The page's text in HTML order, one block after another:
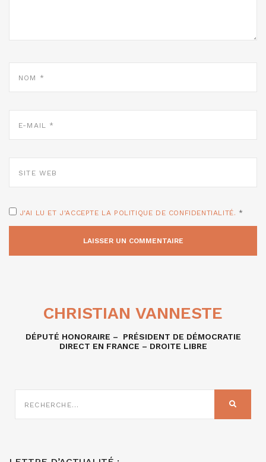
MAIL
WEB
J'AI LU ET J'ACCEPTE LA POLITIQUE DE CONFIDENTIALITÉ. *
CHRISTIAN VANNESTE
DÉPUTÉ HONORAIRE – PRÉSIDENT DE DÉMOCRATIE
DIRECT EN FRANCE – DROITE LIBRE
SUR